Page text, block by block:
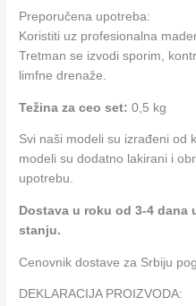
Preporučena upotreba:
Koristiti uz profesionalna
Tretman se izvodi sporim,
limfne drenaže.
Težina za ceo set: 0,5 kg
Svi naši modeli su izrađeni od
modeli su dodatno lakirani i
upotrebu.
Dostava u roku od 3-4
stanju.
Cenovnik dostave za Srbiju
DEKLARACIJA PROIZVODA: